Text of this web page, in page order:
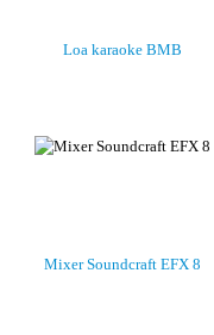
Loa karaoke BMB
Mixer Soundcraft EFX 8